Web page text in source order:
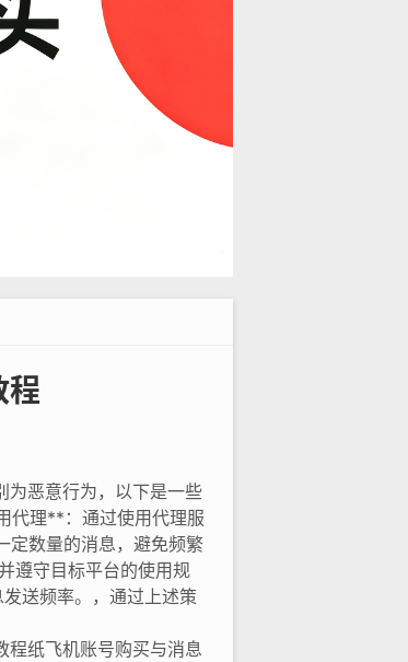
程
为恶意行为，以下是一些
代理**：通过使用代理服
定数量的消息，避免频繁
遵守目标平台的使用规
送频率。，通过上述策
程纸飞机账号购买与消息